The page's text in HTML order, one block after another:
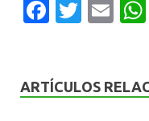
F
b
T
er
E
l
ARTÍCULOS